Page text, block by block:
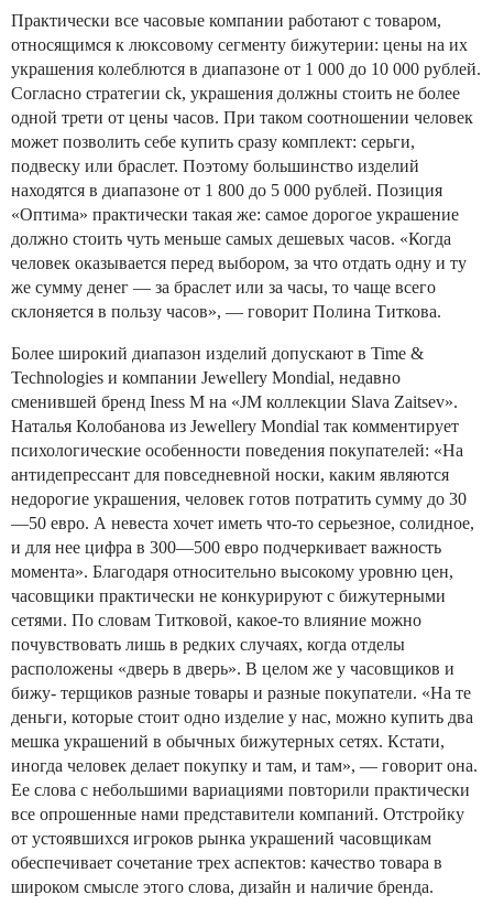
Практически все часовые компании работают с товаром,
относящимся к люксовому сегменту бижутерии: цены на их
украшения колеблются в диапазоне от 1 000 до 10 000 рублей.
Согласно стратегии ck, украшения должны стоить не более
одной трети от цены часов. При таком соотношении человек
может позволить себе купить сразу комплект: серьги,
подвеску или браслет. Поэтому большинство изделий
находятся в диапазоне от 1 800 до 5 000 рублей. Позиция
«Оптима» практически такая же: самое дорогое украшение
должно стоить чуть меньше самых дешевых часов. «Когда
человек оказывается перед выбором, за что отдать одну и ту
же сумму денег — за браслет или за часы, то чаще всего
склоняется в пользу часов», — говорит Полина Титкова.
Более широкий диапазон изделий допускают в Time &
Technologies и компании Jewellery Mondial, недавно
сменившей бренд Iness M на «JM коллекции Slava Zaitsev».
Наталья Колобанова из Jewellery Mondial так комментирует
психологические особенности поведения покупателей: «На
антидепрессант для повседневной носки, каким являются
недорогие украшения, человек готов потратить сумму до 30
—50 евро. А невеста хочет иметь что-то серьезное, солидное,
и для нее цифра в 300—500 евро подчеркивает важность
момента». Благодаря относительно высокому уровню цен,
часовщики практически не конкурируют с бижутерными
сетями. По словам Титковой, какое-то влияние можно
почувствовать лишь в редких случаях, когда отделы
расположены «дверь в дверь». В целом же у часовщиков и
бижу- терщиков разные товары и разные покупатели. «На те
деньги, которые стоит одно изделие у нас, можно купить два
мешка украшений в обычных бижутерных сетях. Кстати,
иногда человек делает покупку и там, и там», — говорит она.
Ее слова с небольшими вариациями повторили практически
все опрошенные нами представители компаний. Отстройку
от устоявшихся игроков рынка украшений часовщикам
обеспечивает сочетание трех аспектов: качество товара в
широком смысле этого слова, дизайн и наличие бренда.